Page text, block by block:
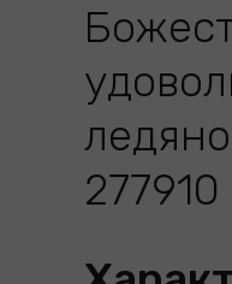
277910